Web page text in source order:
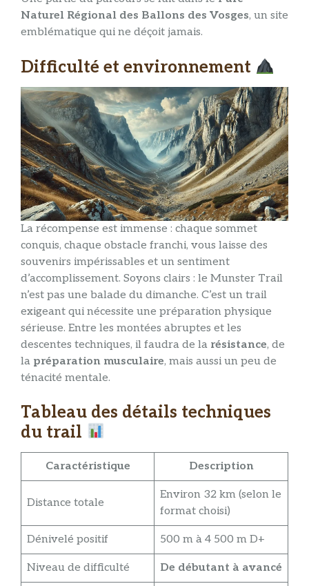
Naturel Régional des Ballons des Vosges, un site
emblématique qui ne déçoit jamais.
Difficulté et environnement
La récompense est immense : chaque sommet
conquis, chaque obstacle franchi, vous laisse des
souvenirs impérissables et un sentiment
d’accomplissement. Soyons clairs : le Munster Trail
n’est pas une balade du dimanche. C’est un trail
exigeant qui nécessite une préparation physique
sérieuse. Entre les montées abruptes et les
descentes techniques, il faudra de la résistance, de
la préparation musculaire, mais aussi un peu de
ténacité mentale.
Tableau des détails techniques
du trail
Caractéristique Description
Distance totale
Environ 32 km (selon le
format choisi)
Dénivelé positif 500 m à 4 500 m D+
Niveau de difficulté De débutant à avancé